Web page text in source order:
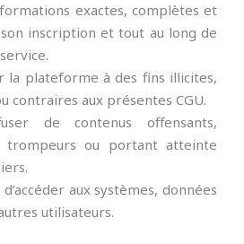
exactes, complètes et
inscription et tout au long de
la plateforme à des fins illicites,
contraires aux présentes CGU.
de contenus offensants,
trompeurs ou portant atteinte
aux systèmes, données
utilisateurs.